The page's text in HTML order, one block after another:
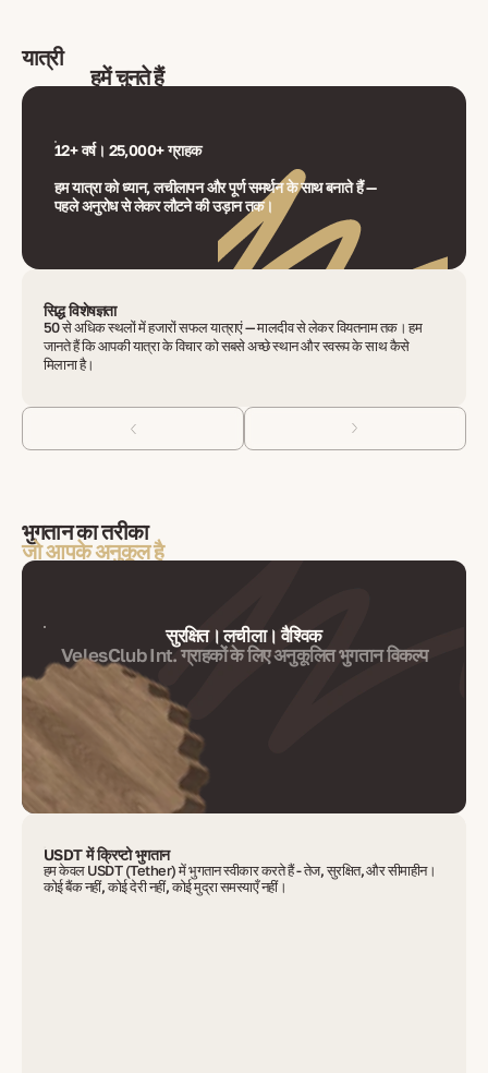
यात्री
हमें चुनते हैं
12+ वर्ष। 25,000+ ग्राहक
हम यात्रा को ध्यान, लचीलापन और पूर्ण समर्थन के साथ बनाते हैं —
पहले अनुरोध से लेकर लौटने की उड़ान तक।
सिद्ध विशेषज्ञता
50 से अधिक स्थलों में हजारों सफल यात्राएं — मालदीव से लेकर वियतनाम तक। हम
जानते हैं कि आपकी यात्रा के विचार को सबसे अच्छे स्थान और स्वरूप के साथ कैसे
मिलाना है।
भुगतान का तरीका
जो आपके अनुकूल है
सुरक्षित। लचीला। वैश्विक
VelesClub Int. ग्राहकों के लिए अनुकूलित भुगतान विकल्प
USDT में क्रिप्टो भुगतान
हम केवल USDT (Tether) में भुगतान स्वीकार करते हैं - तेज, सुरक्षित, और सीमाहीन।
कोई बैंक नहीं, कोई देरी नहीं, कोई मुद्रा समस्याएँ नहीं।